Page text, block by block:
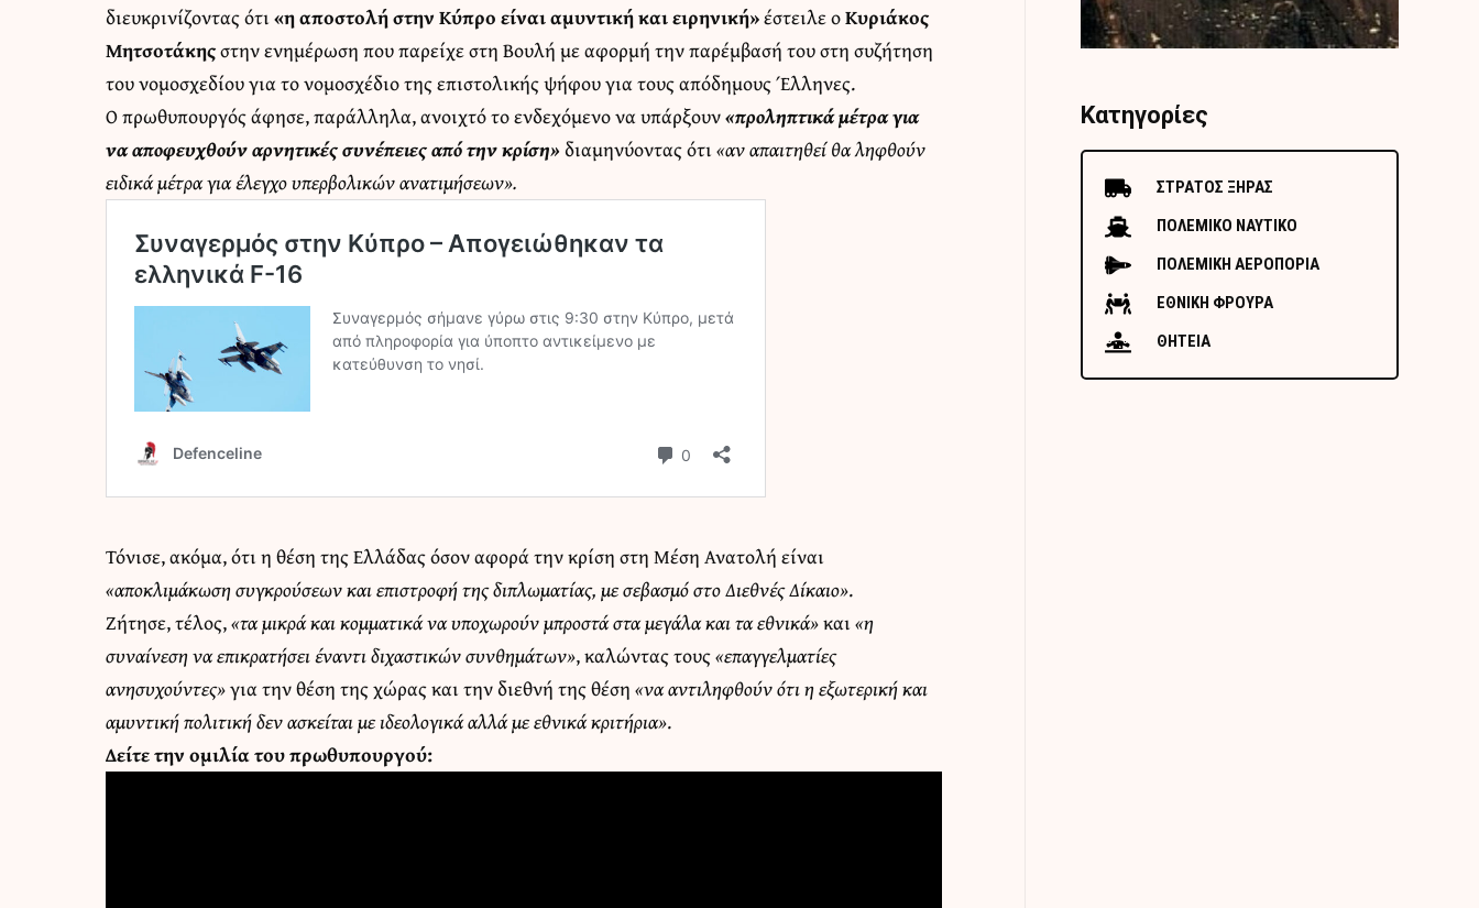
διευκρινίζοντας ότι«η αποστολή στην Κύπρο είναι αμυντική και ειρηνική»έστειλε οΚυριάκος
Μητσοτάκηςστην ενημέρωση που παρείχε στη Βουλή με αφορμή την παρέμβασή του στη συζήτηση
του νομοσχεδίου για το νομοσχέδιο της επιστολικής ψήφου για τους απόδημους Έλληνες.
Ο πρωθυπουργός άφησε, παράλληλα, ανοιχτό το ενδεχόμενο να υπάρξουν«προληπτικά μέτρα για
να αποφευχθούν αρνητικές συνέπειες από την κρίση»διαμηνύοντας ότι«αν απαιτηθεί θα ληφθούν
ειδικά μέτρα για έλεγχο υπερβολικών ανατιμήσεων».
Τόνισε, ακόμα, ότι η θέση της Ελλάδας όσον αφορά την κρίση στη Μέση Ανατολή είναι
«αποκλιμάκωση συγκρούσεων και επιστροφή της διπλωματίας, με σεβασμό στο Διεθνές Δίκαιο».
Ζήτησε, τέλος,«τα μικρά και κομματικά να υποχωρούν μπροστά στα μεγάλα και τα εθνικά»και«η
συναίνεση να επικρατήσει έναντι διχαστικών συνθημάτων», καλώντας τους«επαγγελματίες
ανησυχούντες»για την θέση της χώρας και την διεθνή της θέση«να αντιληφθούν ότι η εξωτερική και
αμυντική πολιτική δεν ασκείται με ιδεολογικά αλλά με εθνικά κριτήρια».
Δείτε την ομιλία του πρωθυπουργού:
Κατηγορίες
ΣΤΡΑΤΟΣ ΞΗΡΑΣ
ΠΟΛΕΜΙΚΟ ΝΑΥΤΙΚΟ
ΠΟΛΕΜΙΚΗ ΑΕΡΟΠΟΡΙΑ
ΕΘΝΙΚΗ ΦΡΟΥΡΑ
ΘΗΤΕΙΑ